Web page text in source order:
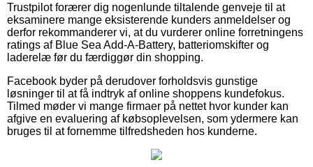
Trustpilot forærer dig nogenlunde tiltalende genveje til at
eksaminere mange eksisterende kunders anmeldelser og
derfor rekommanderer vi, at du vurderer online forretningens
ratings af Blue Sea Add-A-Battery, batteriomskifter og
laderelæ før du færdiggør din shopping.
Facebook byder på derudover forholdsvis gunstige
løsninger til at få indtryk af online shoppens kundefokus.
Tilmed møder vi mange firmaer på nettet hvor kunder kan
afgive en evaluering af købsoplevelsen, som ydermere kan
bruges til at fornemme tilfredsheden hos kunderne.